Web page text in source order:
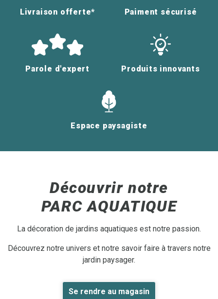
Livraison offerte* Paiment sécurisé
Parole d'expert Produits innovants
Espace paysagiste
Découvrir notre
PARC AQUATIQUE
La décoration de jardins aquatiques est notre passion.
Découvrez notre univers et notre savoir faire à travers notre
jardin paysager.
Se rendre au magasin